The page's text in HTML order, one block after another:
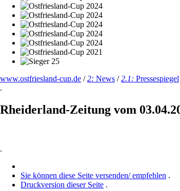
www.ostfriesland-cup.de /2: News /2.1: Pressespiegel
.
Rheiderland-Zeitung vom
.
Sie können diese Seite versenden/ empfehlen .
Druckversion dieser Seite .